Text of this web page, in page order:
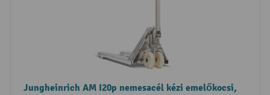
Jungheinrich AM I20p nemesacél kézi emelőkocsi,